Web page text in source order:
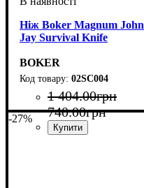
Ніж Boker Magnum John
Jay Survival Knife
BOKER
02SC004
1 404.00грн
740.00грн
-27%